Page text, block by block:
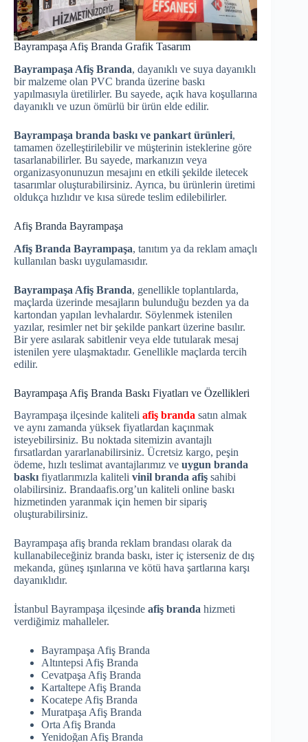
Bayrampaşa Afiş Branda Grafik Tasarım
Bayrampaşa Afiş Branda, dayanıklı ve suya dayanıklı
bir malzeme olan PVC branda üzerine baskı
yapılmasıyla üretilirler. Bu sayede, açık hava koşullarına
dayanıklı ve uzun ömürlü bir ürün elde edilir.
Bayrampaşa branda baskı ve pankart ürünleri,
tamamen özelleştirilebilir ve müşterinin isteklerine göre
tasarlanabilirler. Bu sayede, markanızın veya
organizasyonunuzun mesajını en etkili şekilde iletecek
tasarımlar oluşturabilirsiniz. Ayrıca, bu ürünlerin üretimi
oldukça hızlıdır ve kısa sürede teslim edilebilirler.
Afiş Branda Bayrampaşa
Afiş Branda Bayrampaşa, tanıtım ya da reklam amaçlı
kullanılan baskı uygulamasıdır.
Bayrampaşa Afiş Branda, genellikle toplantılarda,
maçlarda üzerinde mesajların bulunduğu bezden ya da
kartondan yapılan levhalardır. Söylenmek istenilen
yazılar, resimler net bir şekilde pankart üzerine basılır.
Bir yere asılarak sabitlenir veya elde tutularak mesaj
istenilen yere ulaşmaktadır. Genellikle maçlarda tercih
edilir.
Bayrampaşa Afiş Branda Baskı Fiyatları ve Özellikleri
Bayrampaşa ilçesinde kaliteli afiş branda satın almak
ve aynı zamanda yüksek fiyatlardan kaçınmak
isteyebilirsiniz. Bu noktada sitemizin avantajlı
fırsatlardan yararlanabilirsiniz. Ücretsiz kargo, peşin
ödeme, hızlı teslimat avantajlarımız ve uygun branda
baskı fiyatlarımızla kaliteli vinil branda afiş sahibi
olabilirsiniz. Brandaafis.org’un kaliteli online baskı
hizmetinden yaranmak için hemen bir sipariş
oluşturabilirsiniz.
Bayrampaşa afiş branda reklam brandası olarak da
kullanabileceğiniz branda baskı, ister iç isterseniz de dış
mekanda, güneş ışınlarına ve kötü hava şartlarına karşı
dayanıklıdır.
İstanbul Bayrampaşa ilçesinde afiş branda hizmeti
verdiğimiz mahalleler.
Bayrampaşa Afiş Branda
Altıntepsi Afiş Branda
Cevatpaşa Afiş Branda
Kartaltepe Afiş Branda
Kocatepe Afiş Branda
Muratpaşa Afiş Branda
Orta Afiş Branda
Yenidoğan Afiş Branda